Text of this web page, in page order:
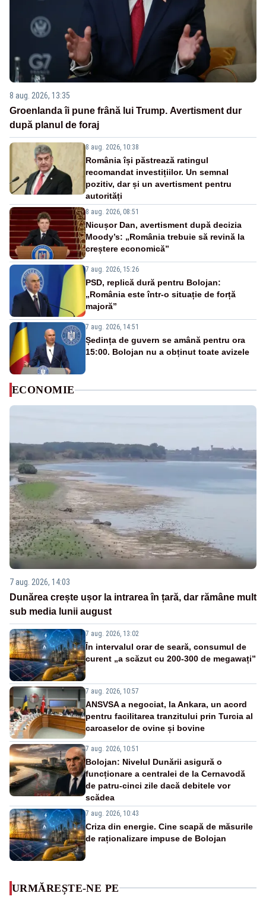
8 aug. 2026, 13:35
Groenlanda îi pune frână lui Trump. Avertisment dur
după planul de foraj
8 aug. 2026, 10:38
România își păstrează ratingul
recomandat investițiilor. Un semnal
pozitiv, dar și un avertisment pentru
autorități
8 aug. 2026, 08:51
Nicușor Dan, avertisment după decizia
Moody’s: „România trebuie să revină la
creștere economică”
7 aug. 2026, 15:26
PSD, replică dură pentru Bolojan:
„România este într-o situație de forță
majoră”
7 aug. 2026, 14:51
Ședința de guvern se amână pentru ora
15:00. Bolojan nu a obținut toate avizele
ECONOMIE
7 aug. 2026, 14:03
Dunărea crește ușor la intrarea în țară, dar rămâne mult
sub media lunii august
7 aug. 2026, 13:02
În intervalul orar de seară, consumul de
curent „a scăzut cu 200-300 de megawați”
7 aug. 2026, 10:57
ANSVSA a negociat, la Ankara, un acord
pentru facilitarea tranzitului prin Turcia al
carcaselor de ovine și bovine
7 aug. 2026, 10:51
Bolojan: Nivelul Dunării asigură o
funcționare a centralei de la Cernavodă
de patru-cinci zile dacă debitele vor
scădea
7 aug. 2026, 10:43
Criza din energie. Cine scapă de măsurile
de raționalizare impuse de Bolojan
URMĂREȘTE-NE PE